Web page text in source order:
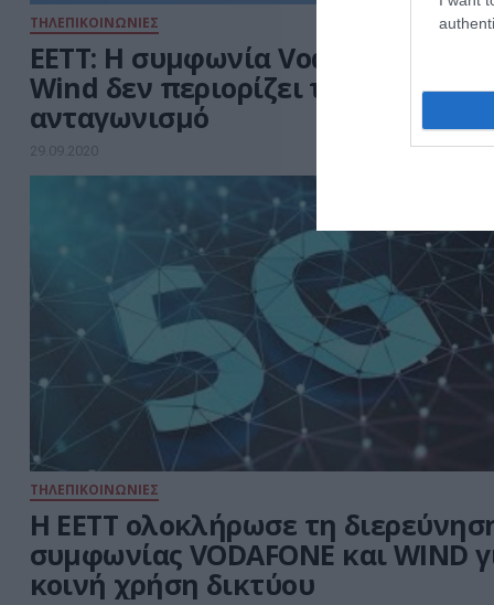
ΤΗΛΕΠΙΚΟΙΝΩΝΙΕΣ
ΕΕΤΤ: Η συμφωνία Vodafone και
Wind δεν περιορίζει τον
ανταγωνισμό
29.09.2020
ΤΗΛΕΠΙΚΟΙΝΩΝΙΕΣ
Η ΕΕΤΤ ολοκλήρωσε τη
συμφωνίας VODAFONE και WIND
κοινή χρήση δικτύου